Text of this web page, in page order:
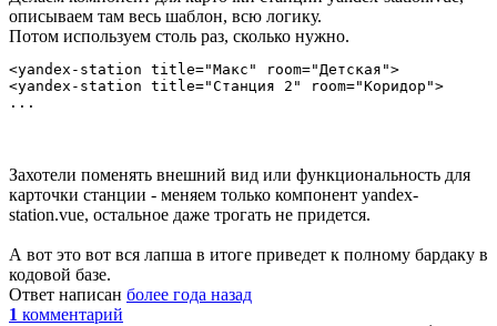
описываем там весь шаблон, всю логику.
Потом используем столь раз, сколько нужно.
<yandex-station title="Макс" room="Детская">
<yandex-station title="Станция 2" room="Коридор">
...
Захотели поменять внешний вид или функциональность для
карточки станции - меняем только компонент yandex-
station.vue, остальное даже трогать не придется.
А вот это вот вся лапша в итоге приведет к полному бардаку в
кодовой базе.
Ответ написан более года назад
1 комментарий